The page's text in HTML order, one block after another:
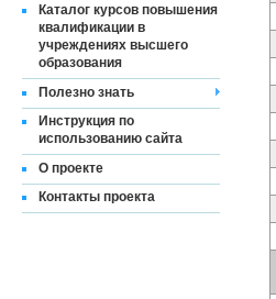
Каталог курсов повышения
квалификации в
учреждениях высшего
образования
Полезно знать
Инструкция по
использованию сайта
О проекте
Контакты проекта